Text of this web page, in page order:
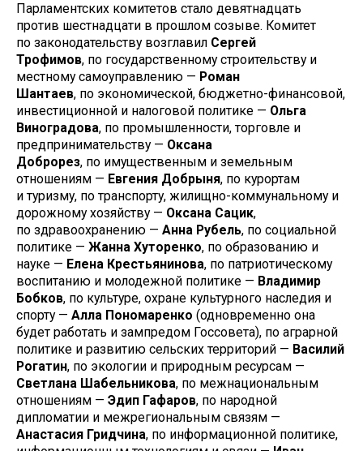
Парламентских комитетов стало девятнадцать
против шестнадцати в прошлом созыве. Комитет
по законодательству возглавил Сергей
Трофимов, по государственному строительству и
местному самоуправлению — Роман
Шантаев, по экономической, бюджетно-финансовой,
инвестиционной и налоговой политике — Ольга
Виноградова, по промышленности, торговле и
предпринимательству — Оксана
Доброрез, по имущественным и земельным
отношениям — Евгения Добрыня, по курортам
и туризму, по транспорту, жилищно-коммунальному и
дорожному хозяйству — Оксана Сацик,
по здравоохранению — Анна Рубель, по социальной
политике — Жанна Хуторенко, по образованию и
науке — Елена Крестьянинова, по патриотическому
воспитанию и молодежной политике — Владимир
Бобков, по культуре, охране культурного наследия и
спорту — Алла Пономаренко (одновременно она
будет работать и зампредом Госсовета), по аграрной
политике и развитию сельских территорий — Василий
Рогатин, по экологии и природным ресурсам —
Светлана Шабельникова, по межнациональным
отношениям — Эдип Гафаров, по народной
дипломатии и межрегиональным связям —
Анастасия Гридчина, по информационной политике,